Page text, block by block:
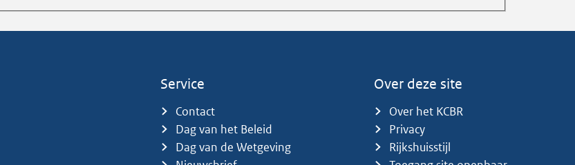
Service
Contact
Dag van het Beleid
Dag van de Wetgeving
Over deze site
Over het KCBR
Privacy
Rijkshuisstijl